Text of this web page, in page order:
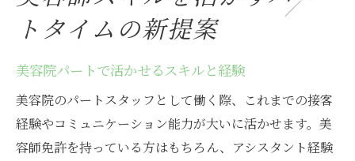
トタイムの新提案
美容院パートで活かせるスキルと経験
美容院のパートスタッフとして働く際、これまでの接客
経験やコミュニケーション能力が大いに活かせます。美
容師免許を持っている方はもちろん、アシスタント経験